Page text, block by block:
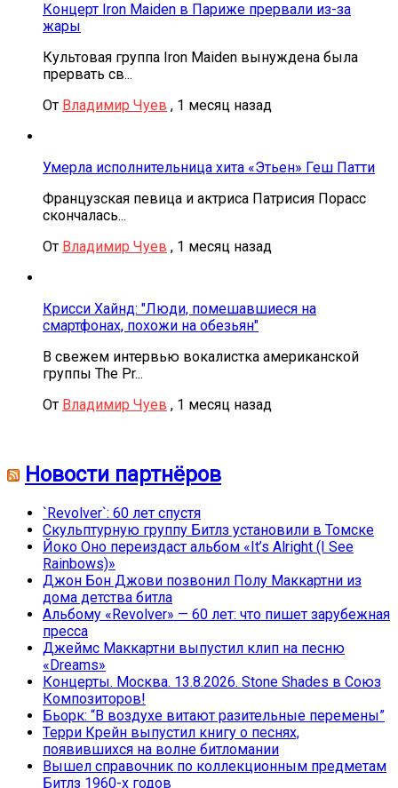
Концерт Iron Maiden в Париже прервали из-за
жары
Культовая группа Iron Maiden вынуждена была
прервать св...
От Владимир Чуев , 1 месяц назад
Умерла исполнительница хита «Этьен» Геш Патти
Французская певица и актриса Патрисия Порасс
скончалась...
От Владимир Чуев , 1 месяц назад
Крисси Хайнд: "Люди, помешавшиеся на
смартфонах, похожи на обезьян"
В свежем интервью вокалистка американской
группы The Pr...
От Владимир Чуев , 1 месяц назад
Новости партнёров
`Revolver`: 60 лет спустя
Скульптурную группу Битлз установили в Томске
Йоко Оно переиздаст альбом «It’s Alright (I See
Rainbows)»
Джон Бон Джови позвонил Полу Маккартни из
дома детства битла
Альбому «Revolver» — 60 лет: что пишет зарубежная
пресса
Джеймс Маккартни выпустил клип на песню
«Dreams»
Концерты. Москва. 13.8.2026. Stone Shades в Союз
Композиторов!
Бьорк: “В воздухе витают разительные перемены”
Терри Крейн выпустил книгу о песнях,
появившихся на волне битломании
Вышел справочник по коллекционным предметам
Битлз 1960-х годов